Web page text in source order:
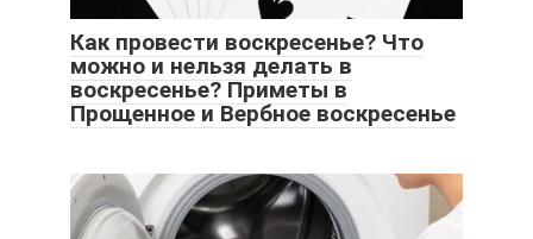
Как провести воскресенье? Что
можно и нельзя делать в
воскресенье? Приметы в
Прощенное и Вербное воскресенье